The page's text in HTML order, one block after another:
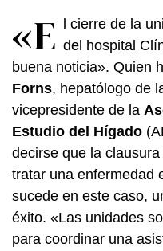
«E l cierre de la
del hospital
buena noticia». Quien
Forns, hepatólogo de
vicepresidente de la
Estudio del Hígado
decirse que la
tratar una enfermedad
sucede en este caso,
éxito. «Las unidades
para coordinar una